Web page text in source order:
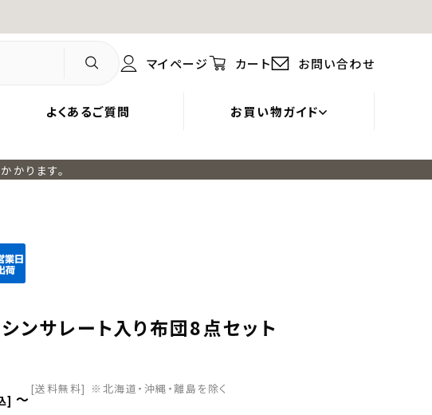
マイページ カート お問い合わせ
ります。
ンサレート入り布団8点セット
〜
[送料無料] ※北海道・沖縄・離島を除く